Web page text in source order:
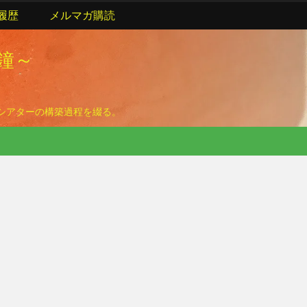
～
ターの構築過程を綴る。
歴 メルマガ購読